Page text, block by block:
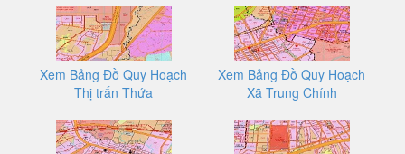
Xem Bảng Đồ Quy Hoạch
Thị trấn Thứa
Xem Bảng Đồ Quy Hoạch
Xã Trung Chính